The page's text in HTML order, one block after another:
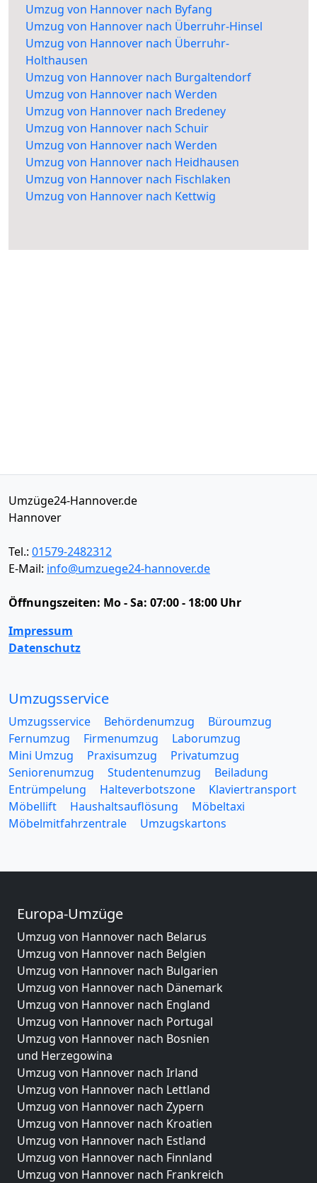
Umzug von Hannover nach Byfang
Umzug von Hannover nach Überruhr-Hinsel
Umzug von Hannover nach Überruhr-
Holthausen
Umzug von Hannover nach Burgaltendorf
Umzug von Hannover nach Werden
Umzug von Hannover nach Bredeney
Umzug von Hannover nach Schuir
Umzug von Hannover nach Werden
Umzug von Hannover nach Heidhausen
Umzug von Hannover nach Fischlaken
Umzug von Hannover nach Kettwig
Umzüge24-Hannover.de
Hannover
Tel.: 01579-2482312
E-Mail: info@umzuege24-hannover.de
Öffnungszeiten: Mo - Sa: 07:00 - 18:00 Uhr
Impressum
Datenschutz
Umzugsservice
Umzugsservice Behördenumzug
Büroumzug
Fernumzug
Firmenumzug
Laborumzug
Mini Umzug
Praxisumzug
Privatumzug
Seniorenumzug
Studentenumzug
Beiladung
Entrümpelung
Halteverbotszone
Klaviertransport
Möbellift
Haushaltsauflösung
Möbeltaxi
Möbelmitfahrzentrale
Umzugskartons
Europa-Umzüge
Umzug von Hannover nach Belarus
Umzug von Hannover nach Belgien
Umzug von Hannover nach Bulgarien
Umzug von Hannover nach Dänemark
Umzug von Hannover nach England
Umzug von Hannover nach Portugal
Umzug von Hannover nach Bosnien
und Herzegowina
Umzug von Hannover nach Irland
Umzug von Hannover nach Lettland
Umzug von Hannover nach Zypern
Umzug von Hannover nach Kroatien
Umzug von Hannover nach Estland
Umzug von Hannover nach Finnland
Umzug von Hannover nach Frankreich